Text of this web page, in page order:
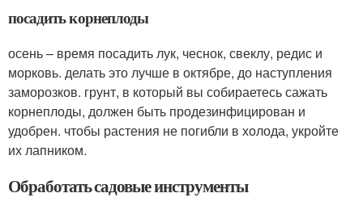
посадить корнеплоды
осень – время посадить лук, чеснок, свеклу, редис и
морковь. делать это лучше в октябре, до наступления
заморозков. грунт, в который вы собираетесь сажать
корнеплоды, должен быть продезинфицирован и
удобрен. чтобы растения не погибли в холода, укройте
их лапником.
Обработать садовые инструменты